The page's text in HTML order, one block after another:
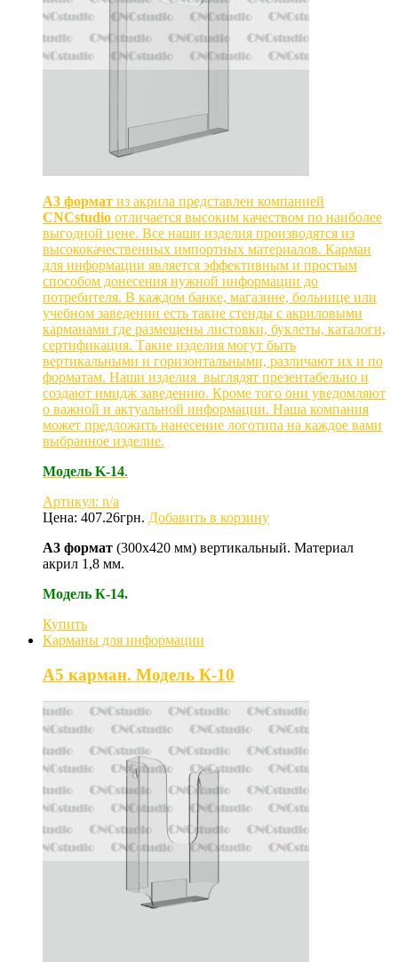
А3 формат из акрила представлен компанией
CNCstudio отличается высоким качеством по наиболее
выгодной цене. Все наши изделия производятся из
высококачественных импортных материалов. Карман
для информации является эффективным и простым
способом донесения нужной информации до
потребителя. В каждом банке, магазине, больнице или
учебном заведении есть такие стенды с акриловыми
карманами где размещены листовки, буклеты, каталоги,
сертификация. Такие изделия могут быть
вертикальными и горизонтальными, различают их и по
форматам. Наши изделия выглядят презентабельно и
создают имидж заведению. Кроме того они уведомляют
о важной и актуальной информации. Наша компания
может предложить нанесение логотипа на каждое вами
выбранное изделие.
Модель K-14.
Артикул: n/a
Цена: 407.26грн. Добавить в корзину
А3 формат (300х420 мм) вертикальный. Материал
акрил 1,8 мм.
Модель К-14.
Купить
Карманы для информации
А5 карман. Модель К-10